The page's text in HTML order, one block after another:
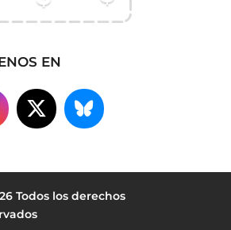
EN
Todos los derechos